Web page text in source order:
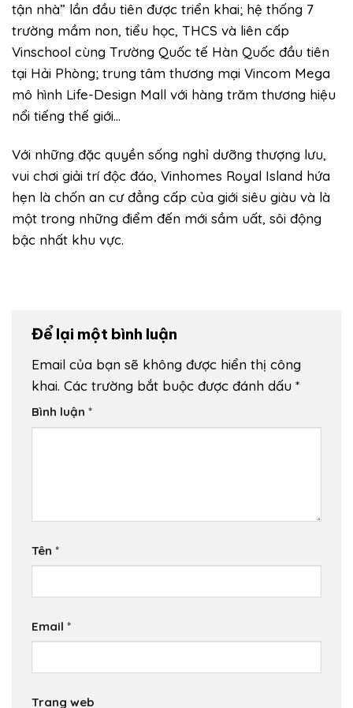
tận nhà” lần đầu tiên được triển khai; hệ thống 7
trường mầm non, tiểu học, THCS và liên cấp
Vinschool cùng Trường Quốc tế Hàn Quốc đầu tiên
tại Hải Phòng; trung tâm thương mại Vincom Mega
mô hình Life-Design Mall với hàng trăm thương hiệu
nổi tiếng thế giới…
Với những đặc quyền sống nghỉ dưỡng thượng lưu,
vui chơi giải trí độc đáo, Vinhomes Royal Island hứa
hẹn là chốn an cư đẳng cấp của giới siêu giàu và là
một trong những điểm đến mới sầm uất, sôi động
bậc nhất khu vực.
Để lại một bình luận
Email của bạn sẽ không được hiển thị công
khai. Các trường bắt buộc được đánh dấu *
Bình luận *
Tên *
Email *
Trang web